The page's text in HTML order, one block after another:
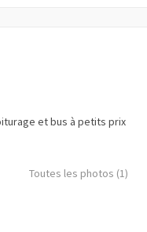
et bus à petits prix
Toutes les photos (1)